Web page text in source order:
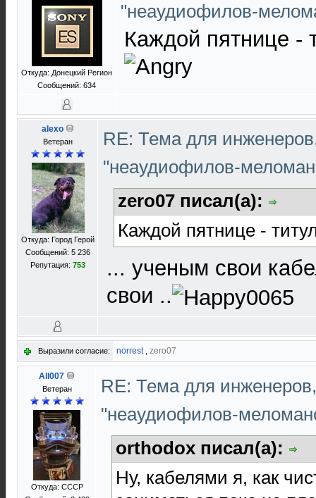
Откуда: Донецкий Регион
Сообщений: 634
"неаудиофилов-
Каждой пятнице -
alexo
Ветеран
Откуда: Город Герой
Сообщений: 5 236
Репутация: 753
RE: Тема для
"неаудиофилов-
zero07 писал(а):
Каждой пятнице -
... ученым свои
свои ..
Выразили согласие: norrest, zero07
All007
Ветеран
Откуда: СССР
RE: Тема для
"неаудиофилов-
orthodox писал(а):
Ну, кабелями я, как